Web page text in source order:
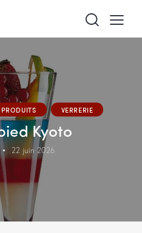
PRODUITS VERRERIE
Kyoto
22 juin 2026